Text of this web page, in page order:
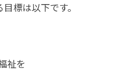
標は以下です。
祉を